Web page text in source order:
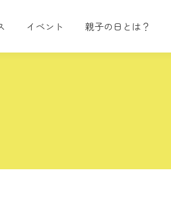
イベント 親子の日とは？